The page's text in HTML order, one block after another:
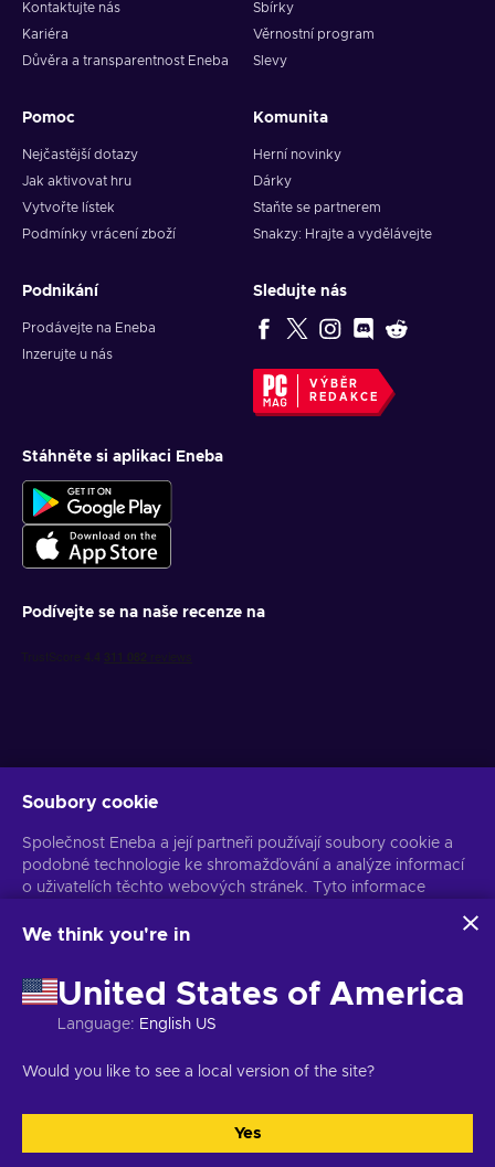
Kontaktujte nás
Kariéra
Důvěra a transparentnost Eneba
Sbírky
Věrnostní program
Slevy
Pomoc
Nejčastější dotazy
Jak aktivovat hru
Vytvořte lístek
Podmínky vrácení zboží
Komunita
Herní novinky
Dárky
Staňte se partnerem
Snakzy: Hrajte a vydělávejte
Podnikání
Prodávejte na Eneba
Inzerujte u nás
Sledujte nás
VÝBĚR
REDAKCE
Stáhněte si aplikaci Eneba
Podívejte se na naše recenze na
Získejte personalizované nabídky her
Předplatit
Z odběru se můžete kdykoli odhlásit. Více informací naleznete v
Copyright © 2026 Eneba. Všechna práva vyhrazena. JSC „Helis play“,
Soubory cookie
Společnost Eneba a její partneři používají soubory cookie a
podobné technologie ke shromažďování a analýze informací
o uživatelích těchto webových stránek. Tyto informace
stránkách. Vaše osobní údaje mohou být také použity k
Kliknutím na tlačítko „Přijmout vše“ souhlasíte s používáním
těchto technologií společností Eneba a jejími partnery. Svůj
souhlas můžete upravit kliknutím na tlačítko „Přizpůsobit“.
naleznete na Bezpečnost a ochrana osobních údajů firem
We think you're in
United States of America
Language: English US
Would you like to see a local version of the site?
Yes